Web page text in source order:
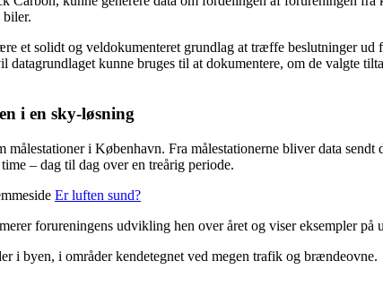
et solidt og veldokumenteret grundlag at træffe beslutninger
kunne bruges til at dokumentere, om de valgte
i en sky-løsning
i København. Fra målestationerne bliver data
– dag til dag over en treårig periode.
Er luften sund?
forureningens udvikling hen over året og viser eksempler
i byen, i områder kendetegnet ved megen trafik og brændeovne.